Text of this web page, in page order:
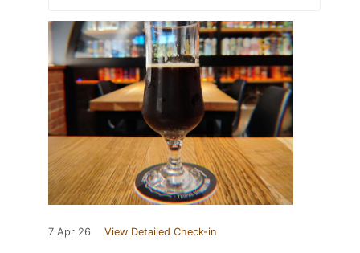
7 Apr 26 View Detailed Check-in